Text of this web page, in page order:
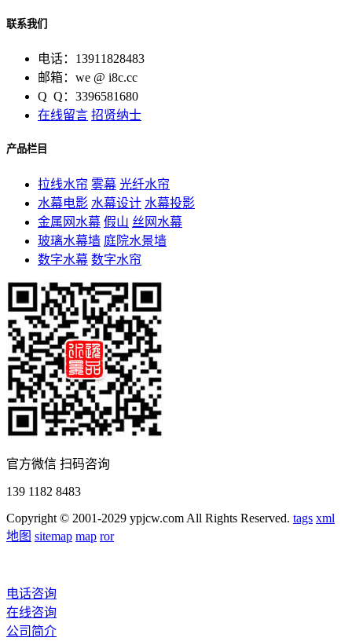
联系我们
电话：13911828483
邮箱：we @ i8c.cc
Q Q：3396581680
在线留言 招贤纳士
产品栏目
拉线水帘 雾幕 光纤水帘
水幕电影 水幕设计 水幕投影
金属网水幕 假山 丝网水幕
玻璃水幕墙 庭院水景墙
数字水幕 数字水帘
官方微信 扫码咨询
139 1182 8483
Copyright © 2001-2029 ypjcw.com All Rights Reserved. tags xml
地图 sitemap map ror
电话咨询
在线咨询
公司简介